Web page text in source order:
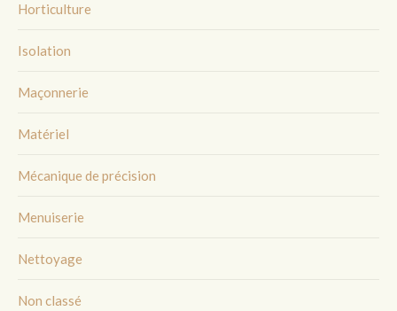
Horticulture
Isolation
Maçonnerie
Matériel
Mécanique de précision
Menuiserie
Nettoyage
Non classé